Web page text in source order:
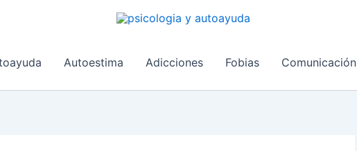
Autoestima Adicciones Fobias Comunicación